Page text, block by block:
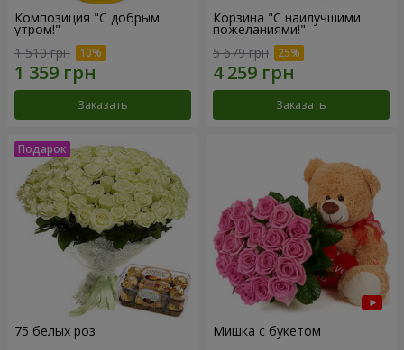
Композиция "С добрым
утром!"
1 510 грн
Заказать
Корзина "С наилучшими
пожеланиями!"
5 679 грн
Заказать
75 белых роз Мишка с букетом